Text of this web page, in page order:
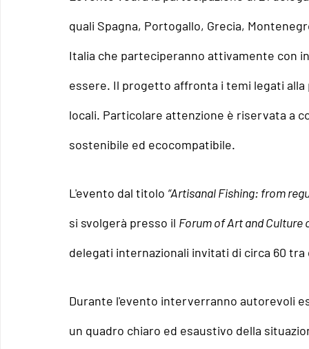
quali Spagna, Portogallo, Grecia,
Italia che parteciperanno attivamente con
essere. Il progetto affronta i temi legati
locali. Particolare attenzione è riservata a
sostenibile ed ecocompatibile.
L'evento dal titolo “Artisanal Fishing: from
si svolgerà presso il Forum of Art and Culture
delegati internazionali invitati di circa 60
Durante l'evento interverranno autorevoli
un quadro chiaro ed esaustivo della